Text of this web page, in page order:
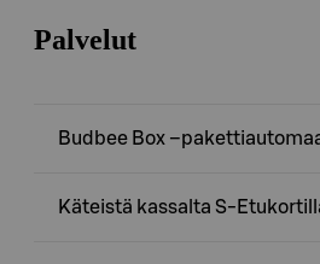
Palvelut
Budbee Box
Käteistä kassalta S-